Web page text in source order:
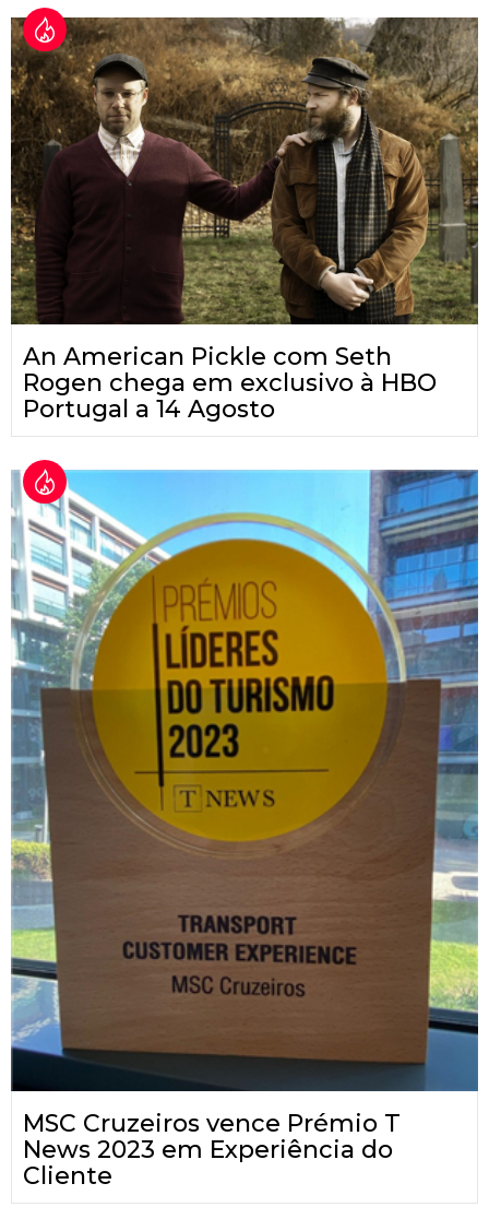
An American Pickle com Seth
Rogen chega em exclusivo à HBO
Portugal a 14 Agosto
MSC Cruzeiros vence Prémio T
News 2023 em Experiência do
Cliente